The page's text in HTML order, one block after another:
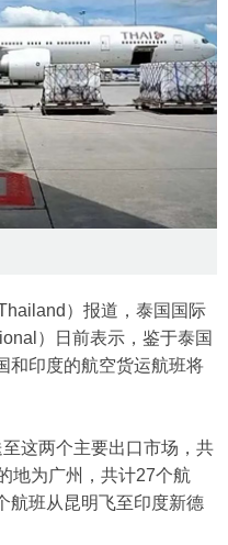
）报道，泰国国际
）日前表示，鉴于泰国
和印度的航空货运航班将
这两个主要出口市场，共
地为广州，共计27个航
航班从昆明飞至印度新德